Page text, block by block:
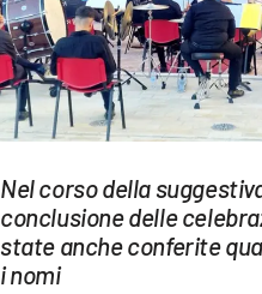
Streaming
LAC TV
LAC NETWORK
LaC
Network
Nel corso della
conclusione delle
state anche conferite
i nomi